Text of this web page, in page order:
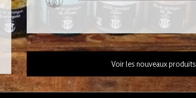
Voir les nouveaux produits